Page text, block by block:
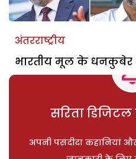
अंतरराष्ट्रीय
भारतीय मूल के धनकुबेर
सरिता
अपनी पसंदीदा कहानियां